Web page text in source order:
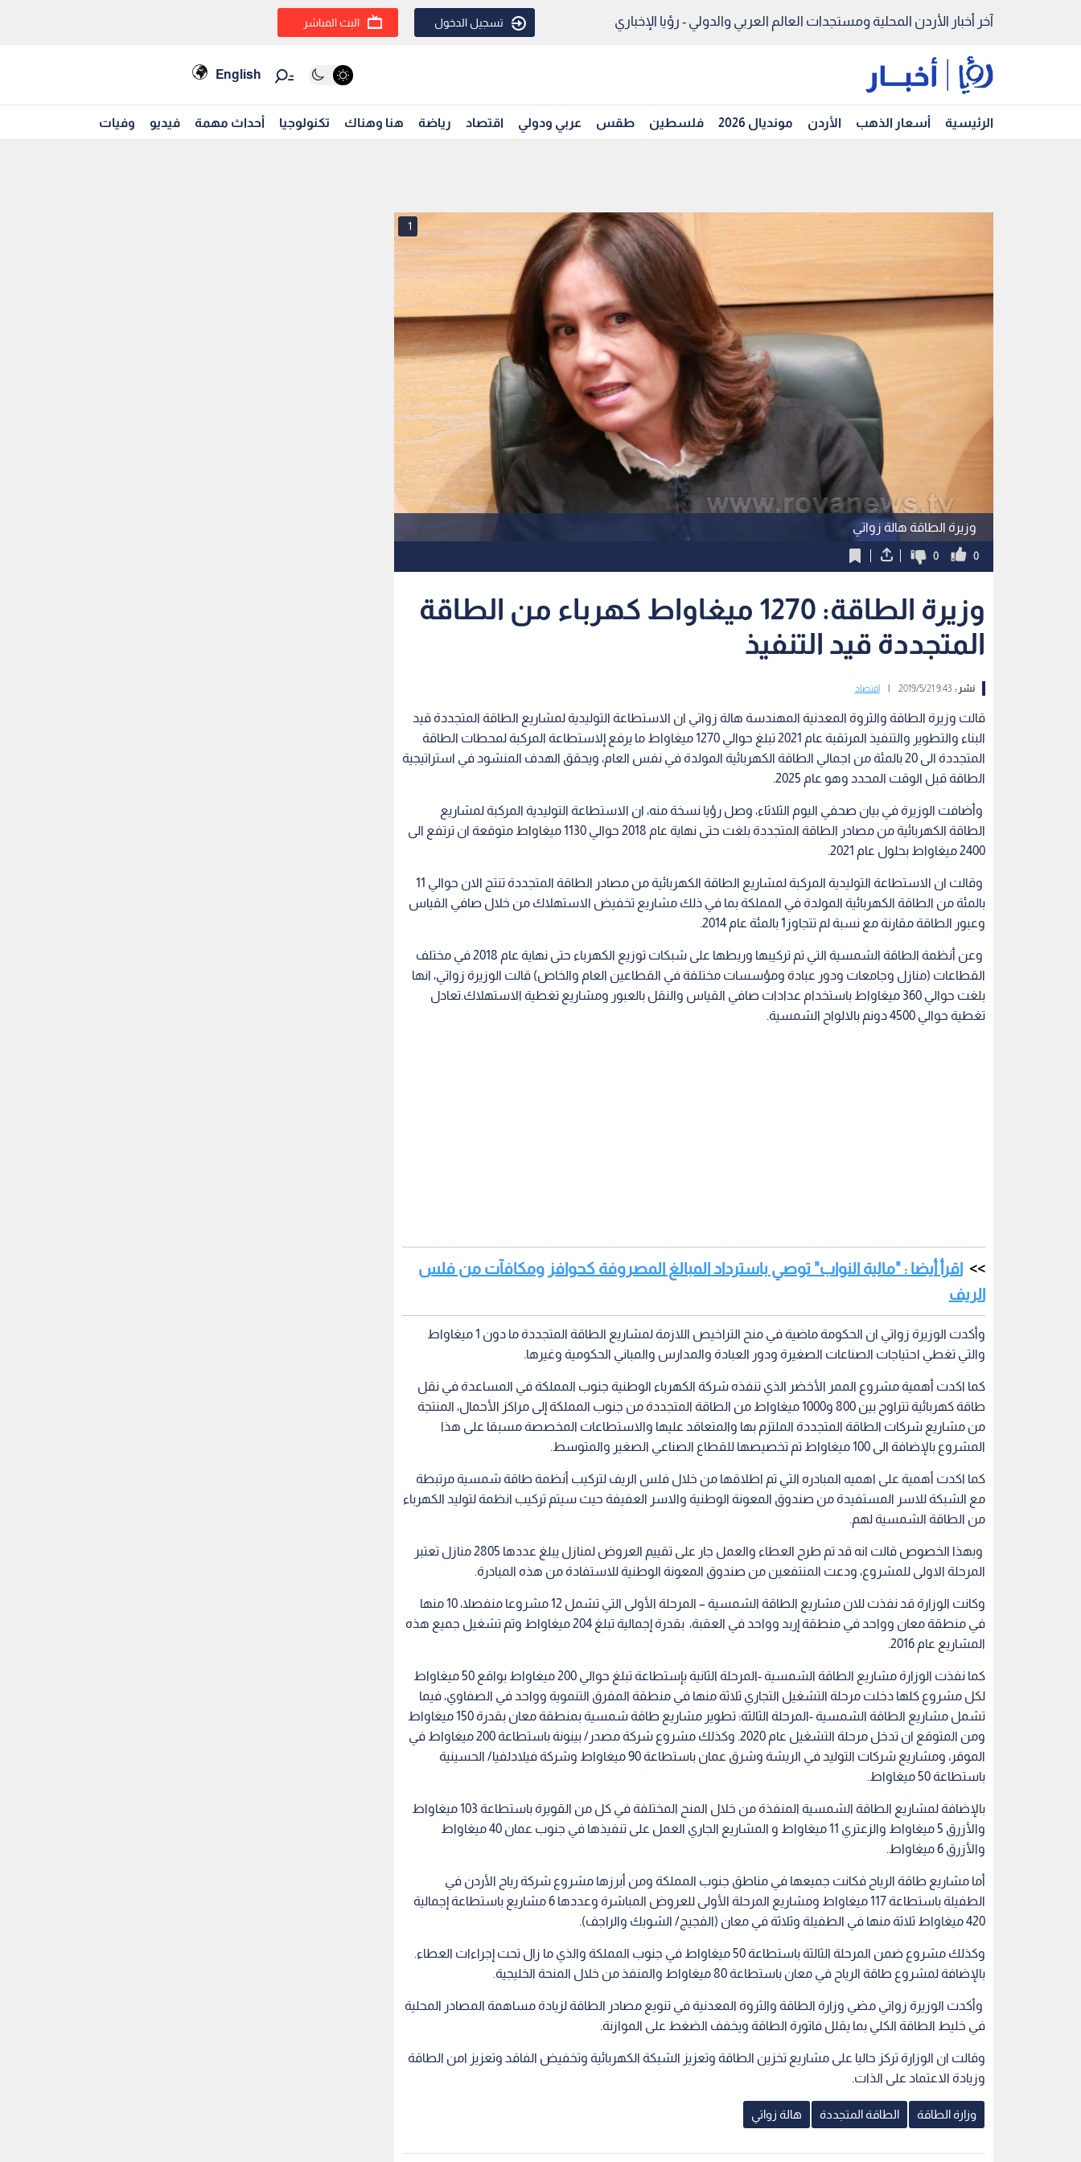
آخر أخبار الأردن المحلية ومستجدات العالم العربي والدولي - رؤيا الإخباري تسجيل الدخول البث المباشر
English
الرئيسية أسعار الذهب الأردن مونديال 2026 فلسطين طقس عربي ودولي اقتصاد رياضة هنا وهناك تكنولوجيا أحداث مهمة فيديو وفيات
وزيرة الطاقة هالة زواتي
1
0
0
وزيرة الطاقة: 1270 ميغاواط كهرباء من الطاقة
المتجددة قيد التنفيذ
نشر :9:43 2019/5/21 اقتصاد
قالت وزيرة الطاقة والثروة المعدنية المهندسة هالة زواتي ان الاستطاعة التوليدية لمشاريع الطاقة المتجددة قيد
البناء والتطوير والتنفيذ المرتقبة عام 2021 تبلغ حوالي 1270 ميغاواط ما يرفع إلاستطاعة المركبة لمحطات الطاقة
المتجددة الى 20 بالمئة من اجمالي الطاقة الكهربائية المولدة في نفس العام، ويحقق الهدف المنشود في استراتيجية
الطاقة قبل الوقت المحدد وهو عام 2025.
وأضافت الوزيرة في بيان صحفي اليوم الثلاثاء، وصل رؤيا نسخة منه، ان الاستطاعة التوليدية المركبة لمشاريع
الطاقة الكهربائية من مصادر الطاقة المتجددة بلغت حتى نهاية عام 2018 حوالي 1130 ميغاواط متوقعة ان ترتفع الى
2400 ميغاواط بحلول عام 2021.
وقالت ان الاستطاعة التوليدية المركبة لمشاريع الطاقة الكهربائية من مصادر الطاقة المتجددة تنتج الان حوالي 11
بالمئة من الطاقة الكهربائية المولدة في المملكة بما في ذلك مشاريع تخفيض الاستهلاك من خلال صافي القياس
وعبور الطاقة مقارنة مع نسبة لم تتجاوز1 بالمئة عام 2014.
وعن أنظمة الطاقة الشمسية التي تم تركيبها وربطها على شبكات توزيع الكهرباء حتى نهاية عام 2018 في مختلف
القطاعات (منازل وجامعات ودور عبادة ومؤسسات مختلفة في القطاعين العام والخاص) قالت الوزيرة زواتي، انها
بلغت حوالي 360 ميغاواط باستخدام عدادات صافي القياس والنقل بالعبور ومشاريع تغطية الاستهلاك.تعادل
تغطية حوالي 4500 دونم بالالواح الشمسية.
اقرأ أيضا : "مالية النواب" توصي باسترداد المبالغ المصروفة كحوافز ومكافآت من فلس
الريف
وأكدت الوزيرة زواتي ان الحكومة ماضية في منح التراخيص اللازمة لمشاريع الطاقة المتجددة ما دون 1 ميغاواط
والتي تغطي احتياجات الصناعات الصغيرة ودور العبادة والمدارس والمباني الحكومية وغيرها.
كما اكدت أهمية مشروع الممر الأخضر الذي تنفذه شركة الكهرباء الوطنية جنوب المملكة في المساعدة في نقل
طاقة كھربائیة تتراوح بین 800 و1000 میغاواط من الطاقة المتجددة من جنوب المملكة إلى مراكز الأحمال، المنتجة
من مشاريع شركات الطاقة المتجددة الملتزم بھا والمتعاقد علیھا والاستطاعات المخصصة مسبقا على ھذا
المشروع بالإضافة الى 100 میغاواط تم تخصیصھا للقطاع الصناعي الصغير والمتوسط.
كما اكدت أهمية على اهميه المبادره التي تم اطلاقها من خلال فلس الريف لتركيب أنظمة طاقة شمسية مرتبطة
مع الشبكة للاسر المستفيدة من صندوق المعونة الوطنية والاسر العفيفة حيث سيتم تركيب انظمة لتوليد الكهرباء
من الطاقة الشمسية لهم.
وبهذا الخصوص قالت انه قد تم طرح العطاء والعمل جار على تقييم العروض لمنازل يبلغ عددها 2805 منازل تعتبر
المرحلة الاولى للمشروع، ودعت المنتفعين من صندوق المعونة الوطنية للاستفادة من هذه المبادرة.
وكانت الوزارة قد نفذت للان مشاريع الطاقة الشمسية – المرحلة الأولى التي تشمل 12 مشروعا منفصلا، 10 منها
في منطقة معان وواحد في منطقة إربد وواحد في العقبة، بقدرة إجمالية تبلغ 204 ميغاواط وتم تشغيل جميع هذه
المشاريع عام 2016.
كما نفذت الوزارة مشاريع الطاقة الشمسية -المرحلة الثانية بإستطاعة تبلغ حوالي 200 ميغاواط بواقع 50 ميغاواط
لكل مشروع كلها دخلت مرحلة التشغيل التجاري ثلاثة منها في منطقة المفرق التنموية وواحد في الصفاوي، فيما
تشمل مشاريع الطاقة الشمسية -المرحلة الثالثة: تطوير مشاريع طاقة شمسية بمنطقة معان بقدرة 150 ميغاواط
ومن المتوقع ان تدخل مرحلة التشغيل عام 2020. وكذلك مشروع شركة مصدر/ بينونة باستطاعة 200 ميغاواط في
الموقر، ومشاريع شركات التوليد في الريشة وشرق عمان باستطاعة 90 ميغاواط وشركة فيلادلفيا/ الحسينية
باستطاعة 50 ميغاواط.
بالإضافة لمشاريع الطاقة الشمسية المنفذة من خلال المنح المختلفة في كل من القويرة باستطاعة 103 ميغاواط
والأزرق 5 ميغاواط والزعتري 11 ميغاواط و المشاريع الجاري العمل على تنفيذها في جنوب عمان 40 ميغاواط
والأزرق 6 ميغاواط.
أما مشاريع طاقة الرياح فكانت جميعها في مناطق جنوب المملكة ومن أبرزها مشروع شركة رياح الأردن في
الطفيلة باستطاعة 117 ميغاواط ومشاريع المرحلة الأولى للعروض المباشرة وعددها 6 مشاريع باستطاعة إجمالية
420 ميغاواط ثلاثة منها في الطفيلة وثلاثة في معان (الفجيج/ الشوبك والراجف).
وكذلك مشروع ضمن المرحلة الثالثة باستطاعة 50 ميغاواط في جنوب المملكة والذي ما زال تحت إجراءات العطاء.
بالإضافة لمشروع طاقة الرياح في معان باستطاعة 80 ميغاواط والمنفذ من خلال المنحة الخليجية.
وأكدت الوزيرة زواتي مضي وزارة الطاقة والثروة المعدنية في تنويع مصادر الطاقة لزيادة مساهمة المصادر المحلية
في خليط الطاقة الكلي بما يقلل فاتورة الطاقة ويخفف الضغط على الموازنة.
وقالت ان الوزارة تركز حاليا على مشاريع تخزين الطاقة وتعزيز الشبكة الكهربائية وتخفيض الفاقد وتعزيز امن الطاقة
وزيادة الاعتماد على الذات.
وزارة الطاقة الطاقة المتجددة هالة زواتي